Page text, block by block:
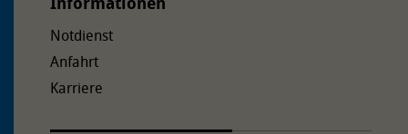
Notdienst
Anfahrt
Karriere